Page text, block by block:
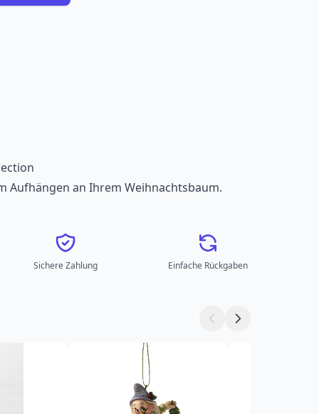
Aufhängen an Ihrem Weihnachtsbaum.
Sichere Zahlung Einfache Rückgaben